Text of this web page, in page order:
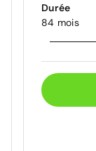
Durée
84 mois